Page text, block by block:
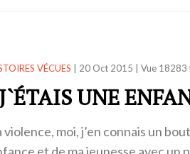
VÉCUES 20 Oct 2015 Vue 18283
UNE
violence, moi, j’en connais un